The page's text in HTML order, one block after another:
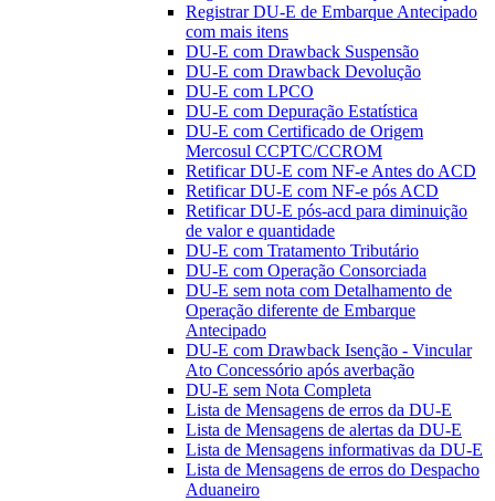
Registrar DU-E de Embarque Antecipado
com mais itens
DU-E com Drawback Suspensão
DU-E com Drawback Devolução
DU-E com LPCO
DU-E com Depuração Estatística
DU-E com Certificado de Origem
Mercosul CCPTC/CCROM
Retificar DU-E com NF-e Antes do ACD
Retificar DU-E com NF-e pós ACD
Retificar DU-E pós-acd para diminuição
de valor e quantidade
DU-E com Tratamento Tributário
DU-E com Operação Consorciada
DU-E sem nota com Detalhamento de
Operação diferente de Embarque
Antecipado
DU-E com Drawback Isenção - Vincular
Ato Concessório após averbação
DU-E sem Nota Completa
Lista de Mensagens de erros da DU-E
Lista de Mensagens de alertas da DU-E
Lista de Mensagens informativas da DU-E
Lista de Mensagens de erros do Despacho
Aduaneiro